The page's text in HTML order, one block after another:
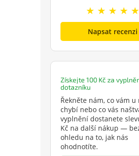
★ ★ ★ ★ ★
Napsat recenzi
Získejte 100 Kč za
dotazníku
Řekněte nám, co vám u
chybí nebo co vás
vyplnění dostanete
Kč na další nákup —
ohledu na to, jak nás
ohodnotíte.